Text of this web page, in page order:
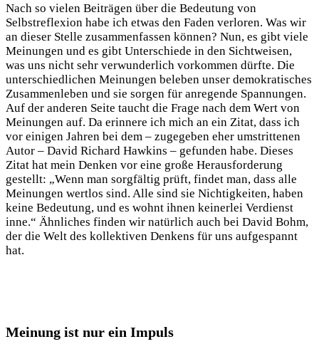
Nach so vielen Beiträgen über die Bedeutung von
Selbstreflexion habe ich etwas den Faden verloren. Was wir
an dieser Stelle zusammenfassen können? Nun, es gibt viele
Meinungen und es gibt Unterschiede in den Sichtweisen,
was uns nicht sehr verwunderlich vorkommen dürfte. Die
unterschiedlichen Meinungen beleben unser demokratisches
Zusammenleben und sie sorgen für anregende Spannungen.
Auf der anderen Seite taucht die Frage nach dem Wert von
Meinungen auf. Da erinnere ich mich an ein Zitat, dass ich
vor einigen Jahren bei dem – zugegeben eher umstrittenen
Autor – David Richard Hawkins – gefunden habe. Dieses
Zitat hat mein Denken vor eine große Herausforderung
gestellt: „Wenn man sorgfältig prüft, findet man, dass alle
Meinungen wertlos sind. Alle sind sie Nichtigkeiten, haben
keine Bedeutung, und es wohnt ihnen keinerlei Verdienst
inne.“ Ähnliches finden wir natürlich auch bei David Bohm,
der die Welt des kollektiven Denkens für uns aufgespannt
hat.
Meinung ist nur ein Impuls